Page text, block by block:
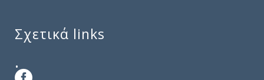
Σχετικά links
.